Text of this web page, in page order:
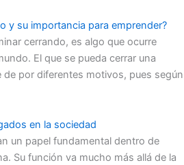
y su importancia para emprender?
cerrando, es algo que ocurre
El que se pueda cerrar una
de por diferentes motivos, pues según
en la sociedad
un papel fundamental dentro de
Su función va mucho más allá de la